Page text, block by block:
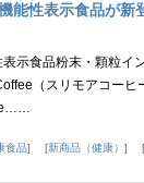
能性表示食品が新
示食品粉末・顆粒イ
（スリモアコーヒ
食品 新商品（健康）